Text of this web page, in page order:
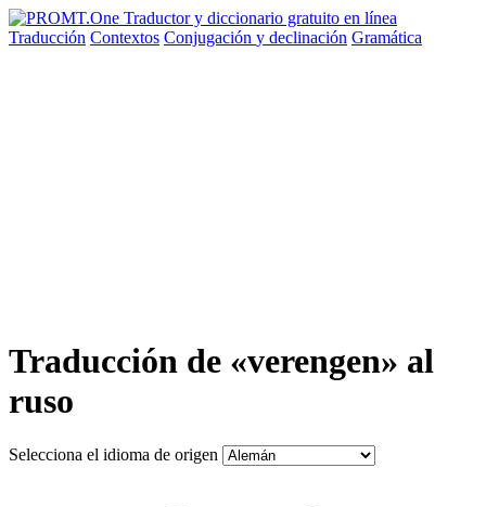
Traducción Contextos Conjugación y declinación Gramática
Traducción de «verengen» al
ruso
Selecciona el idioma de origen